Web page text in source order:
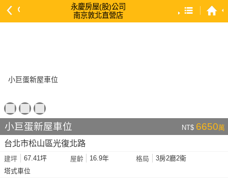
永慶房屋(股)公司
南京敦北直營店
依建物坪數 大 → 小
依土地坪數 大 → 小
小巨蛋新屋車位 NT$ 6650萬
台北市松山區光復北路
建坪 67.41坪 屋齡 16.9年 格局
3房2廳2衛
塔式車位